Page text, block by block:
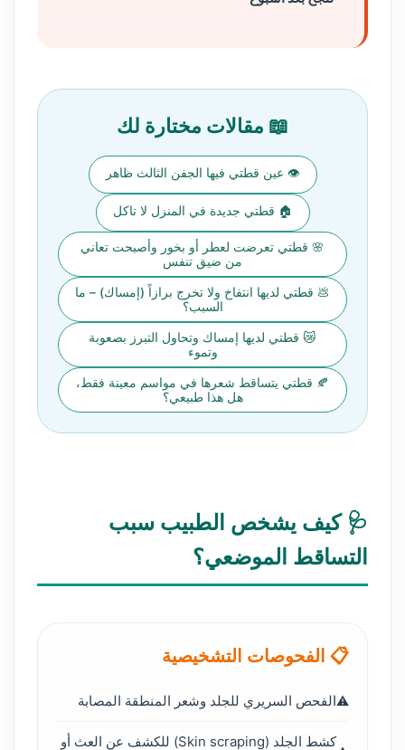
📖 مقالات مختارة لك
👁️ عين قطتي فيها الجفن الثالث ظاهر
🏠 قطتي جديدة في المنزل لا تاكل
🌸 قطتي تعرضت لعطر أو بخور وأصبحت تعاني
من ضيق تنفس
💩 قطتي لديها انتفاخ ولا تخرج برازاً (إمساك) – ما
السبب؟
😿 قطتي لديها إمساك وتحاول التبرز بصعوبة
وتموء
🍂 قطتي يتساقط شعرها في مواسم معينة فقط،
هل هذا طبيعي؟
🩺 كيف يشخص الطبيب سبب
التساقط الموضعي؟
📋 الفحوصات التشخيصية
الفحص السريري للجلد وشعر المنطقة المصابة
كشط الجلد (Skin scraping) للكشف عن العث أو